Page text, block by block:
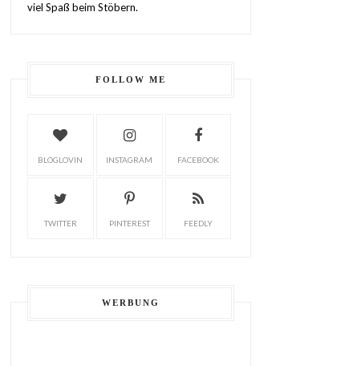
viel Spaß beim Stöbern.
FOLLOW ME
BLOGLOVIN INSTAGRAM FACEBOOK
TWITTER PINTEREST FEEDLY
WERBUNG